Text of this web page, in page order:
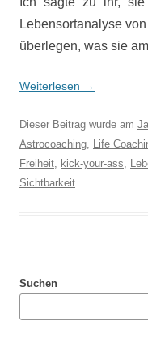
Lebensortanalyse
überlegen, was sie
Weiterlesen →
Dieser Beitrag wurde am
Astrocoaching, Life
Freiheit, kick-your-ass,
Sichtbarkeit.
Suchen